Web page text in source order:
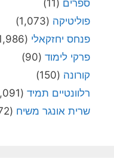
ספרים (11)
פוליטיקה (1,073)
פנחס יחזקאלי (1,986)
פרקי לימוד (90)
קורונה (150)
רלוונטיים תמיד (4,091)
שרית אונגר משיח (72)